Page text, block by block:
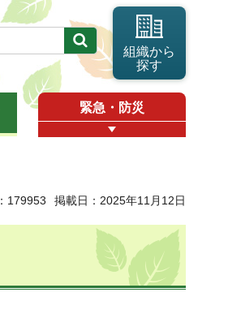
組織から
探す
緊急・防災
179953 掲載日：2025年11月12日